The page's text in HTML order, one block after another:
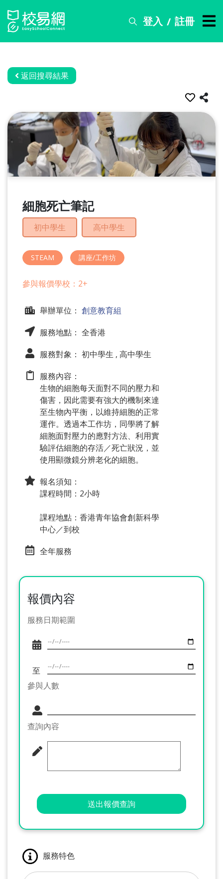
登入 / 註冊
搜
務
資
訊
於
我
返回搜尋結果
細胞死亡筆記
初中學生 高中學生
STEAM 講座/工作坊
參與報價學校：2+
舉辦單位： 創意教育組
服務地點： 全香港
服務對象： 初中學生 , 高中學生
服務內容：
生物的細胞每天面對不同的壓力和
傷害，因此需要有強大的機制來達
至生物內平衡，以維持細胞的正常
運作。透過本工作坊，同學將了解
細胞面對壓力的應對方法、利用實
驗評估細胞的存活／死亡狀況，並
使用顯微鏡分辨老化的細胞。
報名須知：
課程時間：2小時
課程地點：香港青年協會創新科學
中心／到校
全年服務
報價內容
服務日期範圍
至
參與人數
查詢內容
送出報價查詢
服務特色